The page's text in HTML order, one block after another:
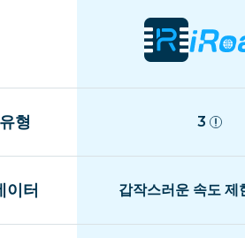
형 3
이터 갑작스러운 속도 제